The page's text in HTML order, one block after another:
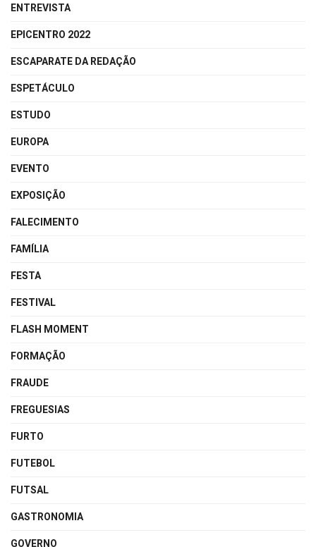
ENTREVISTA
EPICENTRO 2022
ESCAPARATE DA REDAÇÃO
ESPETÁCULO
ESTUDO
EUROPA
EVENTO
EXPOSIÇÃO
FALECIMENTO
FAMÍLIA
FESTA
FESTIVAL
FLASH MOMENT
FORMAÇÃO
FRAUDE
FREGUESIAS
FURTO
FUTEBOL
FUTSAL
GASTRONOMIA
GOVERNO